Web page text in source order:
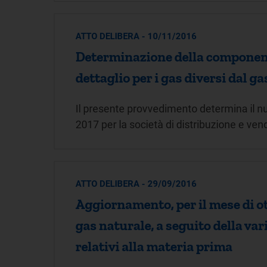
ATTO DELIBERA - 10/11/2016
Determinazione della
dettaglio per i gas diversi dal
Il presente provvedimento determina il
2017 per la società di distribuzione e
ATTO DELIBERA - 29/09/2016
Aggiornamento, per il mese di
gas naturale, a seguito della
relativi alla materia prima